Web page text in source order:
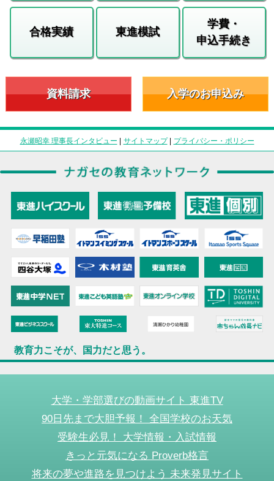
合格実績 東進模試
学費・
申込手続き
資料請求 入学のお申込み
永瀬昭幸 理事長インタビュー | サイトマップ| プライバシー・ポリシー
教育力こそが、国力だと思う。
大学・学部選びの動画サイト 東進TV
90日先まで大胆予報！ 全国学校のお天気
受験生必見！ 大学情報・入試情報
きっと元気になる Proverb格言
将来の夢や進路を見つけよう 未来発見サイト